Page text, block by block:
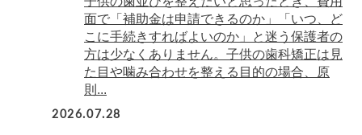
面で「補助金は申請できるのか」「いつ、ど
こに手続きすればよいのか」と迷う保護者の
方は少なくありません。子供の歯科矯正は見
た目や噛み合わせを整える目的の場合、原
則...
2026.07.28